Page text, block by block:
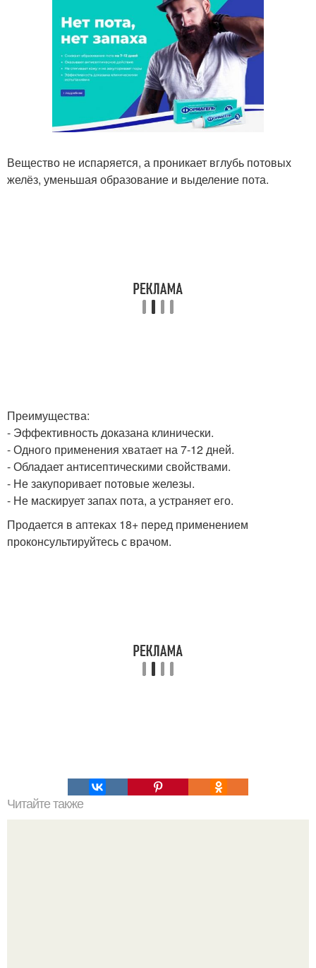
Вещество не испаряется, а проникает вглубь потовых
желёз, уменьшая образование и выделение пота.
Преимущества:
- Эффективность доказана клинически.
- Одного применения хватает на 7-12 дней.
- Обладает антисептическими свойствами.
- Не закупоривает потовые железы.
- Не маскирует запах пота, а устраняет его.
Продается в аптеках 18+ перед применением
проконсультируйтесь с врачом.
Читайте также